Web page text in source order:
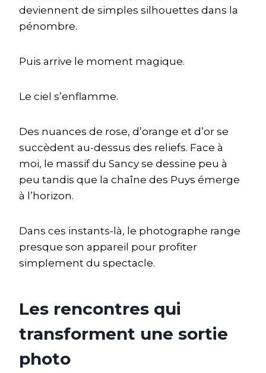
deviennent de simples silhouettes dans la
pénombre.
Puis arrive le moment magique.
Le ciel s’enflamme.
Des nuances de rose, d’orange et d’or se
succèdent au-dessus des reliefs. Face à
moi, le massif du Sancy se dessine peu à
peu tandis que la chaîne des Puys émerge
à l’horizon.
Dans ces instants-là, le photographe range
presque son appareil pour profiter
simplement du spectacle.
Les rencontres qui
transforment une sortie
photo